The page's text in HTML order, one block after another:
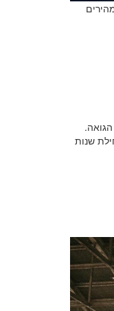
שנות